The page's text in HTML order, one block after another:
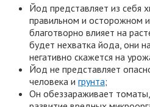
Йод представляет из себя
правильном и осторожном
благотворно влияет на
будет нехватка йода, они
негативно скажется на
Йод не представляет
человека и грунта;
Он обеззараживает